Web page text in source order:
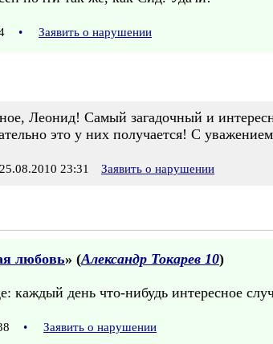
• Заявить о нарушении
Леонид! Самый загадочный и
это у них получается! С
23:31 Заявить о нарушении
любовь» (Александр Токарев 10)
каждый день что-нибудь интересное
• Заявить о нарушении